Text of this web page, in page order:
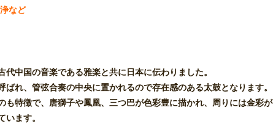
など
中国の音楽である雅楽と共に日本に伝わりました。
ばれ、管弦合奏の中央に置かれるので存在感のある太鼓となります。
も特徴で、唐獅子や鳳凰、三つ巴が色彩豊に描かれ、周りには金彩が
ます。